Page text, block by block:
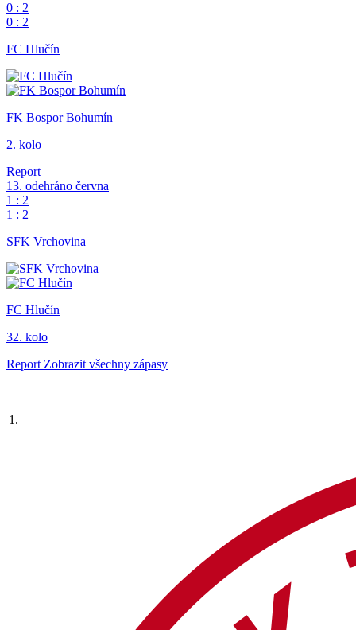
0 : 2
0 : 2
FC Hlučín
FK Bospor Bohumín
2. kolo
Report
13. odehráno června
1 : 2
1 : 2
SFK Vrchovina
FC Hlučín
32. kolo
Report Zobrazit všechny zápasy
1.